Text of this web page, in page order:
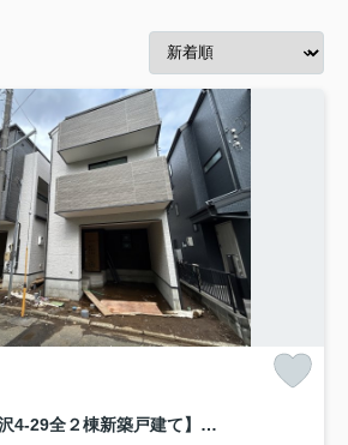
【横浜市西区北軽井沢4-29全２棟新築戸建て】★仲介手数料無料★（宮谷小学校・軽井沢中学校）